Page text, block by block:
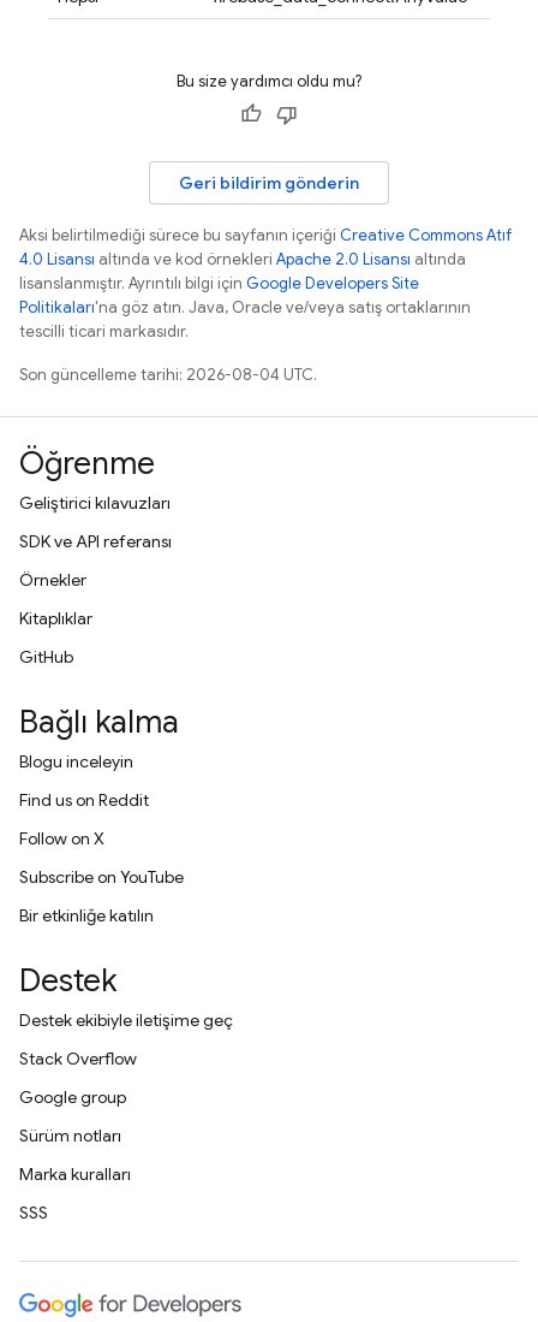
Bu size yardımcı oldu mu?
Geri bildirim gönderin
Aksi belirtilmediği sürece bu sayfanın içeriği Creative Commons Atıf
4.0 Lisansı altında ve kod örnekleri Apache 2.0 Lisansı altında
lisanslanmıştır. Ayrıntılı bilgi için Google Developers Site
Politikaları'na göz atın. Java, Oracle ve/veya satış ortaklarının
tescilli ticari markasıdır.
Son güncelleme tarihi: 2026-08-04 UTC.
Öğrenme
Geliştirici kılavuzları
SDK ve API referansı
Örnekler
Kitaplıklar
GitHub
Bağlı kalma
Blogu inceleyin
Find us on Reddit
Follow on X
Subscribe on YouTube
Bir etkinliğe katılın
Destek
Destek ekibiyle iletişime geç
Stack Overflow
Google group
Sürüm notları
Marka kuralları
SSS